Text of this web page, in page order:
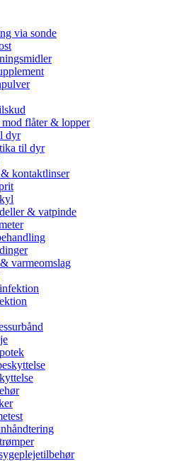
via sonde
flåter & lopper
dyr
til dyr
kontaktlinser
& vatpinde
varmeomslag